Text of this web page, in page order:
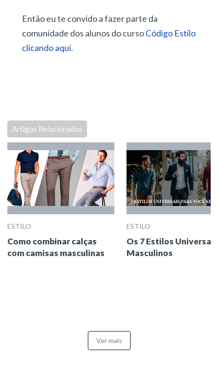
Então eu te convido a fazer parte da
comunidade dos alunos do cursoCódigo Estilo
clicando aqui.
Artigos Relacionados
ESTILO
Como combinar calças
com camisas masculinas
ESTILO
Os 7 Estilos Universais
Masculinos
Ver mais